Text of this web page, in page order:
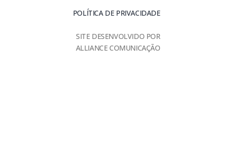
POLÍTICA DE PRIVACIDADE
SITE DESENVOLVIDO POR
ALLIANCE COMUNICAÇÃO